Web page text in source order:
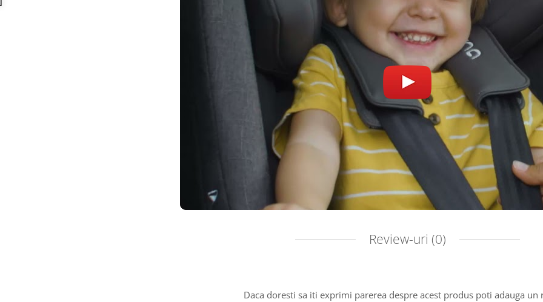
Review-uri (0)
Daca doresti sa iti exprimi parerea despre acest produs poti adauga un